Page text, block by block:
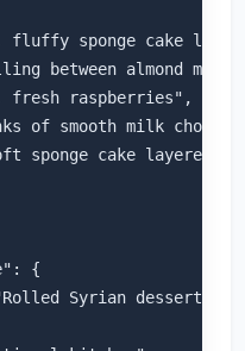
sponge cake
between almond
raspberries",
of smooth milk
sponge cake layered
{
Syrian dessert